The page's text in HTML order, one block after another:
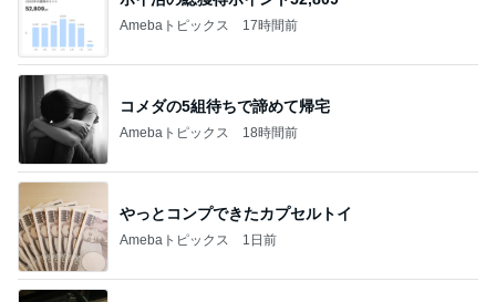
Amebaトピックス 17時間前
コメダの5組待ちで諦めて帰宅
Amebaトピックス 18時間前
やっとコンプできたカプセルトイ
Amebaトピックス 1日前